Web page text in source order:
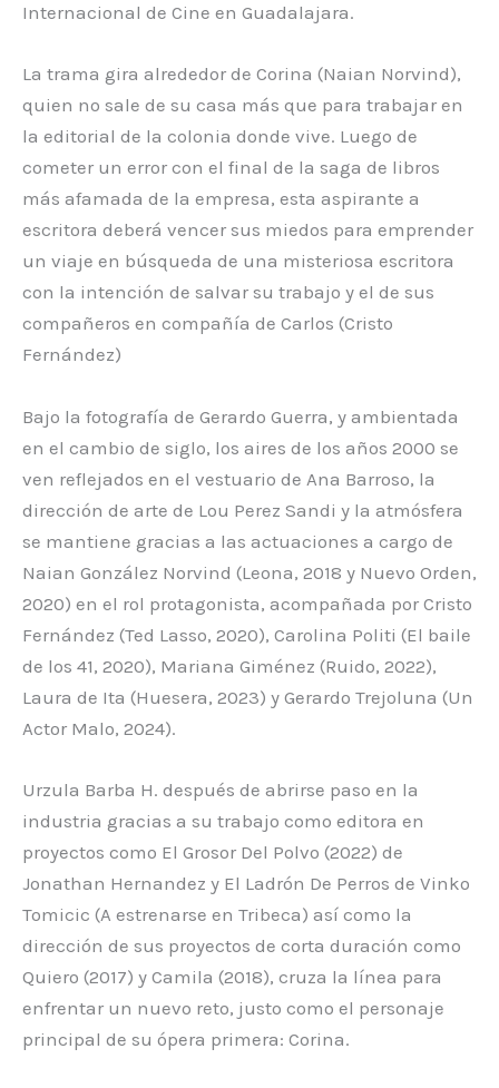
Internacional de Cine en Guadalajara.
La trama gira alrededor de Corina (Naian Norvind),
quien no sale de su casa más que para trabajar en
la editorial de la colonia donde vive. Luego de
cometer un error con el final de la saga de libros
más afamada de la empresa, esta aspirante a
escritora deberá vencer sus miedos para emprender
un viaje en búsqueda de una misteriosa escritora
con la intención de salvar su trabajo y el de sus
compañeros en compañía de Carlos (Cristo
Fernández)
Bajo la fotografía de Gerardo Guerra, y ambientada
en el cambio de siglo, los aires de los años 2000 se
ven reflejados en el vestuario de Ana Barroso, la
dirección de arte de Lou Perez Sandi y la atmósfera
se mantiene gracias a las actuaciones a cargo de
Naian González Norvind (Leona, 2018 y Nuevo Orden,
2020) en el rol protagonista, acompañada por Cristo
Fernández (Ted Lasso, 2020), Carolina Politi (El baile
de los 41, 2020), Mariana Giménez (Ruido, 2022),
Laura de Ita (Huesera, 2023) y Gerardo Trejoluna (Un
Actor Malo, 2024).
Urzula Barba H. después de abrirse paso en la
industria gracias a su trabajo como editora en
proyectos como El Grosor Del Polvo (2022) de
Jonathan Hernandez y El Ladrón De Perros de Vinko
Tomicic (A estrenarse en Tribeca) así como la
dirección de sus proyectos de corta duración como
Quiero (2017) y Camila (2018), cruza la línea para
enfrentar un nuevo reto, justo como el personaje
principal de su ópera primera: Corina.